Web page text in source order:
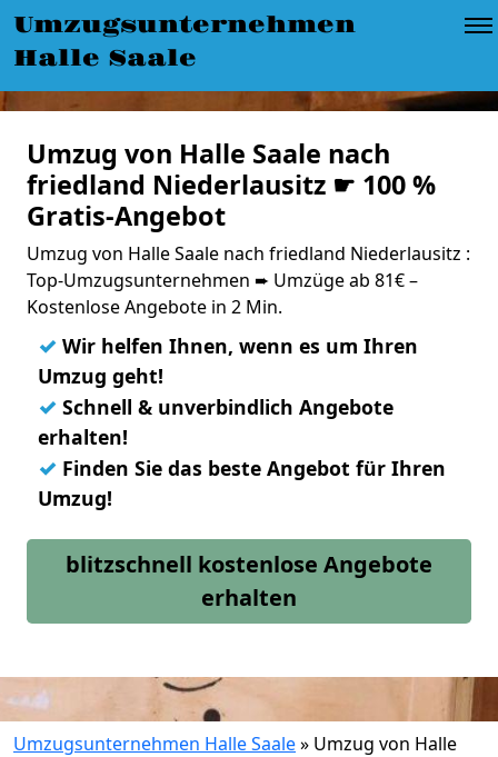
Umzugsunternehmen
Halle Saale
Umzug von Halle Saale nach
friedland Niederlausitz ☛ 100 %
Gratis-Angebot
Umzug von Halle Saale nach friedland Niederlausitz :
Top-Umzugsunternehmen ➨ Umzüge ab 81€ –
Kostenlose Angebote in 2 Min.
✓ Wir helfen Ihnen, wenn es um Ihren
Umzug geht!
✓ Schnell & unverbindlich Angebote
erhalten!
✓ Finden Sie das beste Angebot für Ihren
Umzug!
blitzschnell kostenlose Angebote
erhalten
Umzugsunternehmen Halle Saale» Umzug von Halle